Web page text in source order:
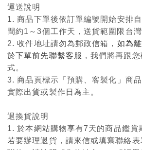
運送說明
1. 商品下單後依訂單編號開始安排
間約1～3個工作天，送貨範圍限台灣
2. 收件地址請勿為郵政信箱， 如為
於下單前先聯繫客服 ，我們將再跟
式。
3. 商品頁標示「預購、客製化」商
實際出貨或製作日為主。
退換貨說明
1. 於本網站購物享有7天的商品鑑賞
若要辦理退貨，請來信或填寫聯絡